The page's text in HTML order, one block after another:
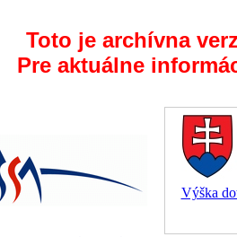
Toto je archívna
Pre aktuálne
Výška